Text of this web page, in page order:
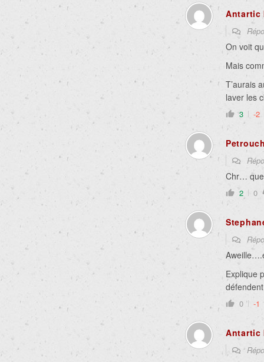
Antartic
On voit
Mais
T’aurais
laver les
3 -2
Chr… que
2 0
Explique
0 -1
Antartic